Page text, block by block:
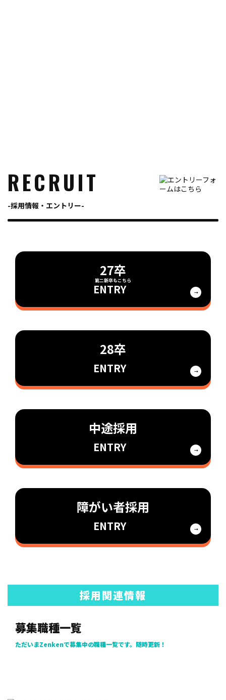
採用情報・エントリー
RECRUIT
27卒
ENTRY
28卒
ENTRY
中途採用
ENTRY
障がい者採用
ENTRY
採用関連情報
募集職種一覧
ただいまZenkenで募集中の職種一覧です。随時更新！